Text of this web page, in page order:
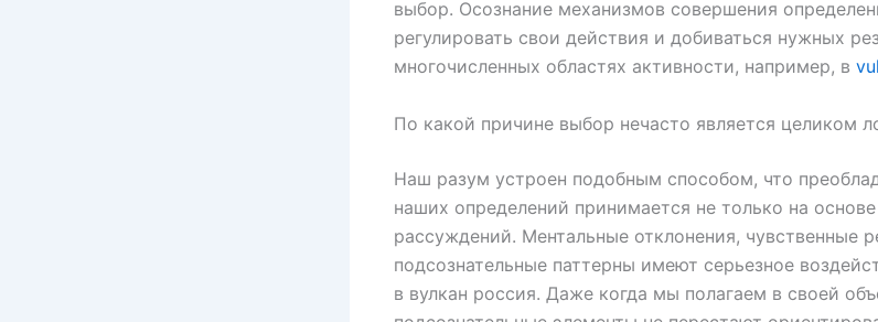
выбор. Осознание механизмов совершения
регулировать свои действия и добиваться нужных
многочисленных областях активности, например, в
По какой причине выбор нечасто является целиком
Наш разум устроен подобным способом, что
наших определений принимается не только на основе
рассуждений. Ментальные отклонения, чувственные
подсознательные паттерны имеют серьезное
в вулкан россия. Даже когда мы полагаем в своей